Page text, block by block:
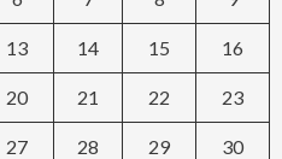
13 14 15 16
20 21 22 23
27 28 29 30